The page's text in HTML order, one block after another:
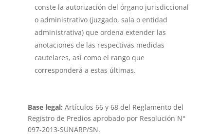
conste la autorización del órgano jurisdiccional
o administrativo (juzgado, sala o entidad
administrativa) que ordena extender las
anotaciones de las respectivas medidas
cautelares, así como el rango que
corresponderá a estas últimas.
Base legal: Artículos 66 y 68 del Reglamento del
Registro de Predios aprobado por Resolución N°
097-2013-SUNARP/SN.